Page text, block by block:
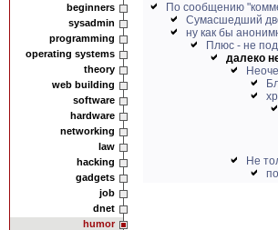
beginners
sysadmin
programming
operating systems
theory
web building
software
hardware
networking
law
hacking
gadgets
job
dnet
humor
По сообщению
Сумасшедший
ну как бы
Плюс - не
далеко
Не